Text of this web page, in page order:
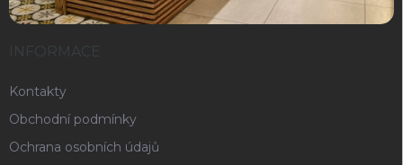
INFORMACE
Kontakty
Obchodní podmínky
Ochrana osobních údajů